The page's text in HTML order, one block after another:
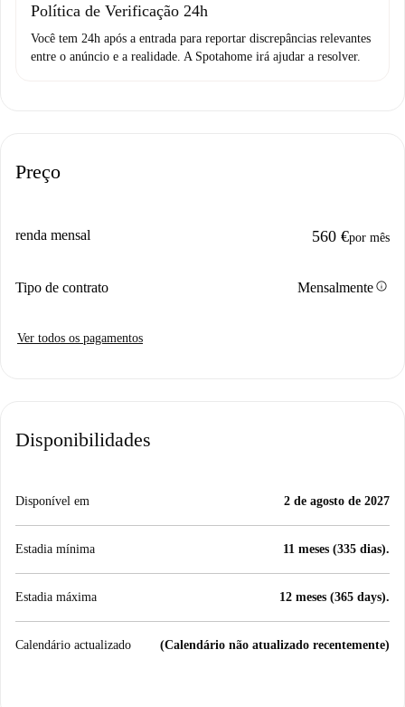
Política de Verificação 24h
Você tem 24h após a entrada para reportar discrepâncias relevantes
entre o anúncio e a realidade. A Spotahome irá ajudar a resolver.
Preço
renda mensal 560 €por mês
Tipo de contrato Mensalmenteinfo
Ver todos os pagamentos
Disponibilidades
Disponível em 2 de agosto de 2027
Estadia mínima 11 meses (335 dias).
Estadia máxima 12 meses (365 days).
Calendário actualizado (Calendário não atualizado recentemente)